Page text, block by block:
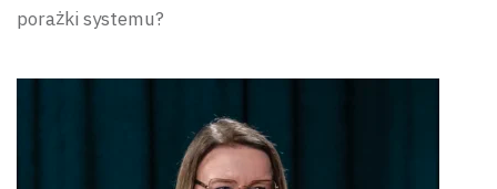
porażki systemu?